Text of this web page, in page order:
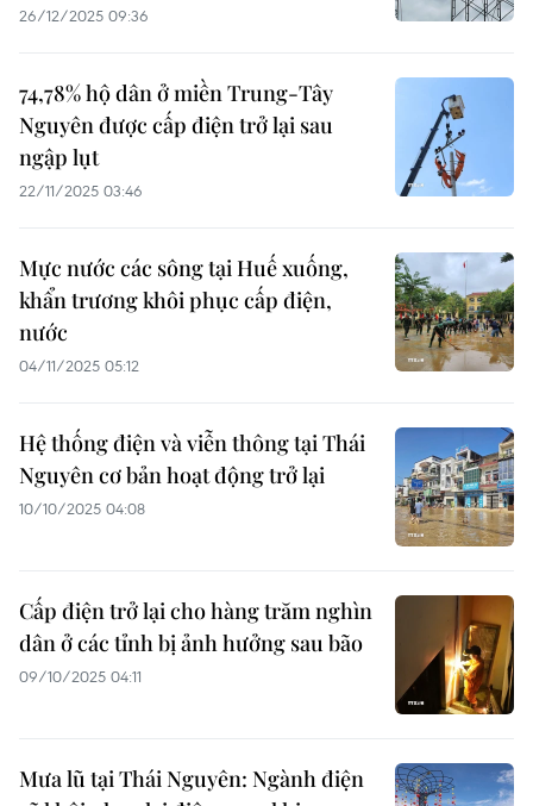
26/12/2025 09:36
74,78% hộ dân ở miền Trung-Tây
Nguyên được cấp điện trở lại sau
ngập lụt
22/11/2025 03:46
Mực nước các sông tại Huế xuống,
khẩn trương khôi phục cấp điện,
nước
04/11/2025 05:12
Hệ thống điện và viễn thông tại Thái
Nguyên cơ bản hoạt động trở lại
10/10/2025 04:08
Cấp điện trở lại cho hàng trăm nghìn
dân ở các tỉnh bị ảnh hưởng sau bão
09/10/2025 04:11
Mưa lũ tại Thái Nguyên: Ngành điện